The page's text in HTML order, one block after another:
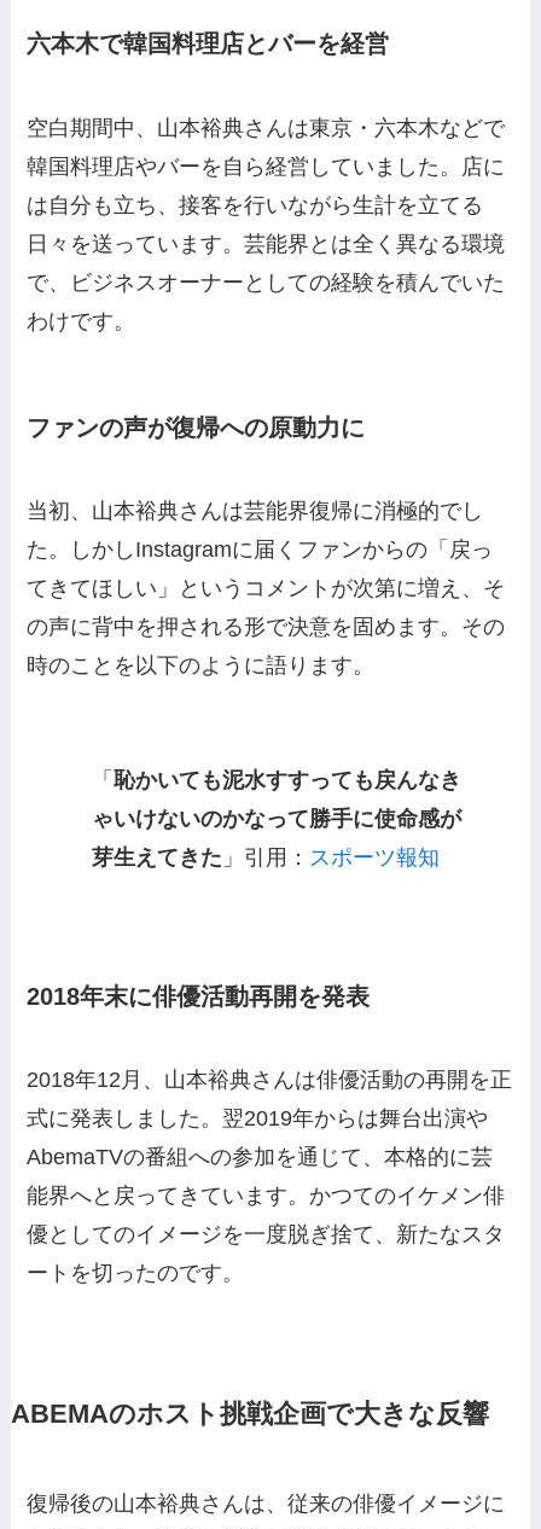
六本木で韓国料理店とバーを経営
空白期間中、山本裕典さんは東京・六本木などで
韓国料理店やバーを自ら経営していました。店に
は自分も立ち、接客を行いながら生計を立てる
日々を送っています。芸能界とは全く異なる環境
で、ビジネスオーナーとしての経験を積んでいた
わけです。
ファンの声が復帰への原動力に
当初、山本裕典さんは芸能界復帰に消極的でし
た。しかしInstagramに届くファンからの「戻っ
てきてほしい」というコメントが次第に増え、そ
の声に背中を押される形で決意を固めます。その
時のことを以下のように語ります。
「恥かいても泥水すすっても戻んなき
ゃいけないのかなって勝手に使命感が
芽生えてきた 」引用： スポーツ報知
2018年末に俳優活動再開を発表
2018年12月、山本裕典さんは俳優活動の再開を正
式に発表しました。翌2019年からは舞台出演や
AbemaTVの番組への参加を通じて、本格的に芸
能界へと戻ってきています。かつてのイケメン俳
優としてのイメージを一度脱ぎ捨て、新たなスタ
ートを切ったのです。
ABEMAのホスト挑戦企画で大きな反響
復帰後の山本裕典さんは、従来の俳優イメージに